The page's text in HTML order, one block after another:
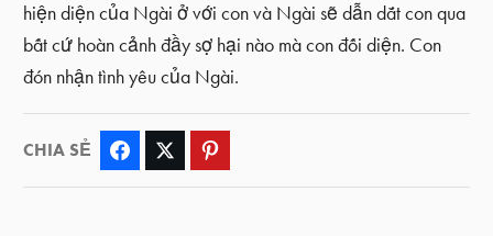
hiện diện của Ngài ở với con và Ngài sẽ dẫn dắt con qua
bất cứ hoàn cảnh đầy sợ hại nào mà con đối diện. Con
đón nhận tình yêu của Ngài.
CHIA SẺ Facebook Twitter